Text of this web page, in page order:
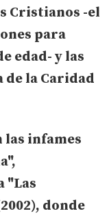
Cristianos -el
para
edad- y las
de la Caridad
infames
"Las
donde